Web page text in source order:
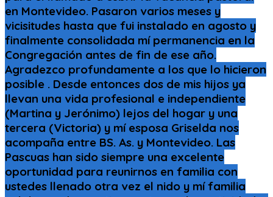
en Montevideo. Pasaron varios meses y
vicisitudes hasta que fui instalado en agosto y
finalmente consolidada mí permanencia en la
Congregación antes de fin de ese año.
Agradezco profundamente a los que lo hicieron
posible . Desde entonces dos de mis hijos ya
llevan una vida profesional e independiente
(Martina y Jerónimo) lejos del hogar y una
tercera (Victoria) y mí esposa Griselda nos
acompaña entre BS. As. y Montevideo. Las
Pascuas han sido siempre una excelente
oportunidad para reunirnos en familia con
ustedes llenado otra vez el nido y mí familia